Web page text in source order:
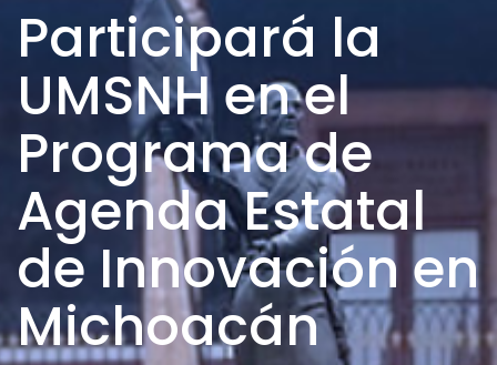
Participará la
UMSNH en el
Programa de
Agenda Estatal
de Innovación en
Michoacán